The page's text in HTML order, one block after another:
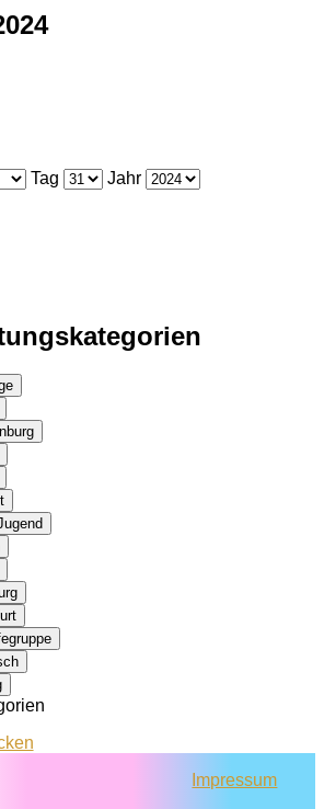
Tag Jahr
Impressum